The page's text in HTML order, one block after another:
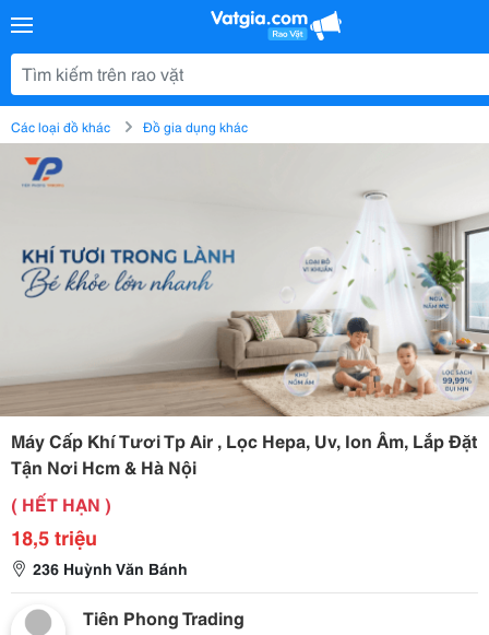
Các loại đồ khác Đồ gia dụng khác
Máy Cấp Khí Tươi Tp Air , Lọc Hepa, Uv, Ion Âm, Lắp Đặt
Tận Nơi Hcm & Hà Nội
( HẾT HẠN )
18,5 triệu
236 Huỳnh Văn Bánh
Tiên Phong Trading